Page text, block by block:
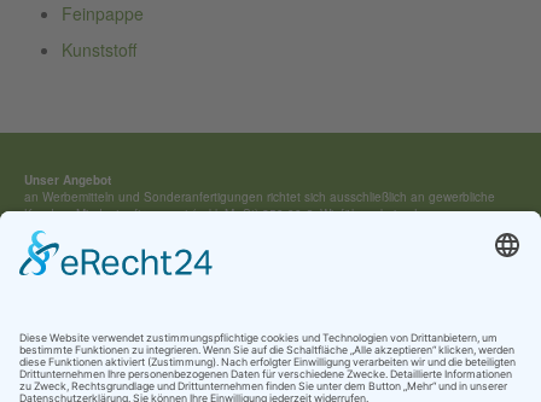
Feinpappe
Kunststoff
Unser Angebot
an Werbemitteln und Sonderan­fertigungen richtet sich ausschließ­lich an gewerbliche
Kunden. Mindestauftragswert (exkl. MwSt) 250,00 €. Wir führen keine Lagerware,
sondern fertigen jedes Werbemittel individuell für Sie an.
Kontakt:
Tel.: +49 (0) 4154 / 7 95 40-0
Erfahren Sie mehr überunsere Geschichteals traditionsreiches Familienunternehmen
und lernen Sieunsere WerteundKatalogekennen.
Kontakt